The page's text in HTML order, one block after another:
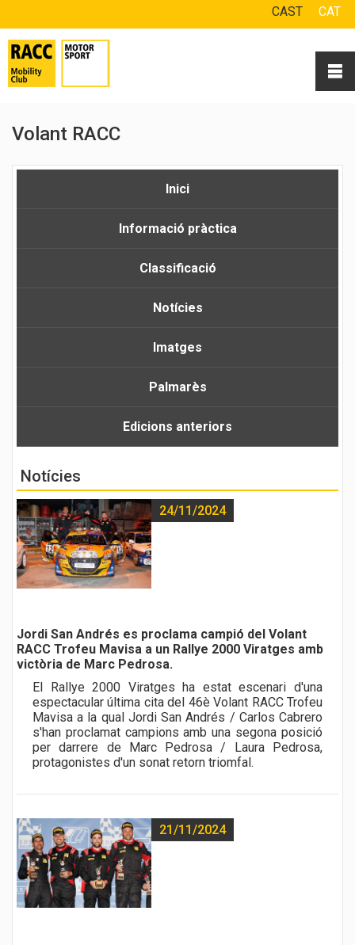
CAST CAT
Volant RACC
Inici
Informació pràctica
Classificació
Notícies
Imatges
Palmarès
Edicions anteriors
Notícies
24/11/2024
Jordi San Andrés es proclama campió del Volant
RACC Trofeu Mavisa a un Rallye 2000 Viratges amb
victòria de Marc Pedrosa.
El Rallye 2000 Viratges ha estat escenari d'una
espectacular última cita del 46è Volant RACC Trofeu
Mavisa a la qual Jordi San Andrés / Carlos Cabrero
s'han proclamat campions amb una segona posició
per darrere de Marc Pedrosa / Laura Pedrosa,
protagonistes d'un sonat retorn triomfal.
21/11/2024